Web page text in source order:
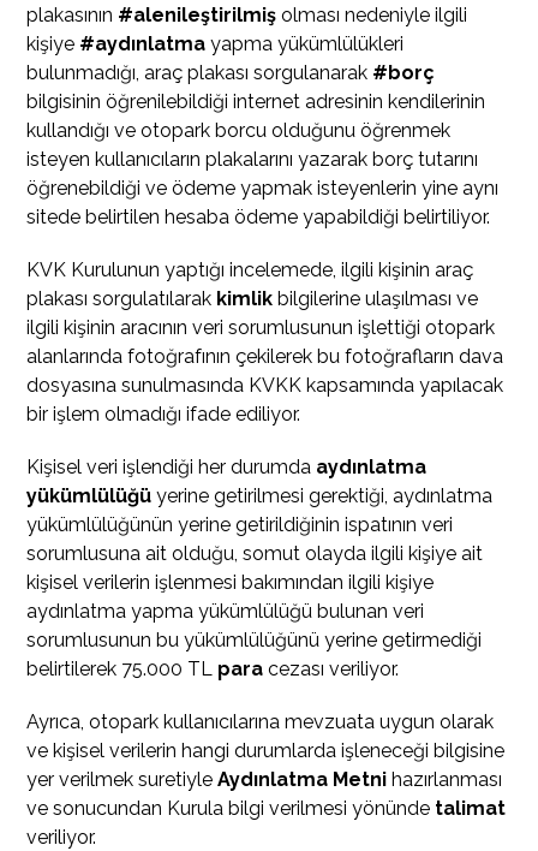
plakasının #alenileştirilmiş olması nedeniyle ilgili
kişiye #aydınlatma yapma yükümlülükleri
bulunmadığı, araç plakası sorgulanarak #borç
bilgisinin öğrenilebildiği internet adresinin kendilerinin
kullandığı ve otopark borcu olduğunu öğrenmek
isteyen kullanıcıların plakalarını yazarak borç tutarını
öğrenebildiği ve ödeme yapmak isteyenlerin yine aynı
sitede belirtilen hesaba ödeme yapabildiği belirtiliyor.
KVK Kurulunun yaptığı incelemede, ilgili kişinin araç
plakası sorgulatılarak kimlik bilgilerine ulaşılması ve
ilgili kişinin aracının veri sorumlusunun işlettiği otopark
alanlarında fotoğrafının çekilerek bu fotoğrafların dava
dosyasına sunulmasında KVKK kapsamında yapılacak
bir işlem olmadığı ifade ediliyor.
Kişisel veri işlendiği her durumda aydınlatma
yükümlülüğü yerine getirilmesi gerektiği, aydınlatma
yükümlülüğünün yerine getirildiğinin ispatının veri
sorumlusuna ait olduğu, somut olayda ilgili kişiye ait
kişisel verilerin işlenmesi bakımından ilgili kişiye
aydınlatma yapma yükümlülüğü bulunan veri
sorumlusunun bu yükümlülüğünü yerine getirmediği
belirtilerek 75.000 TL para cezası veriliyor.
Ayrıca, otopark kullanıcılarına mevzuata uygun olarak
ve kişisel verilerin hangi durumlarda işleneceği bilgisine
yer verilmek suretiyleAydınlatma Metni hazırlanması
ve sonucundan Kurula bilgi verilmesi yönünde talimat
veriliyor.